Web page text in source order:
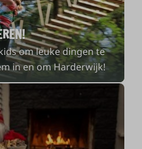
om leuke dingen te
in en om Harderwijk!